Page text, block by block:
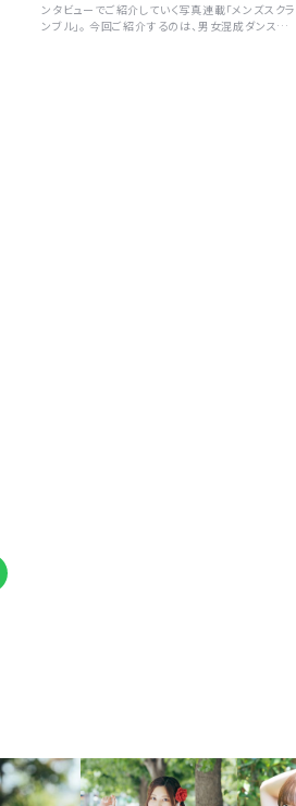
ンタビューでご紹介していく写真連載「メンズスクラ
ンブル」。 今回ご紹介するのは、男女混成ダンス＆ヴ